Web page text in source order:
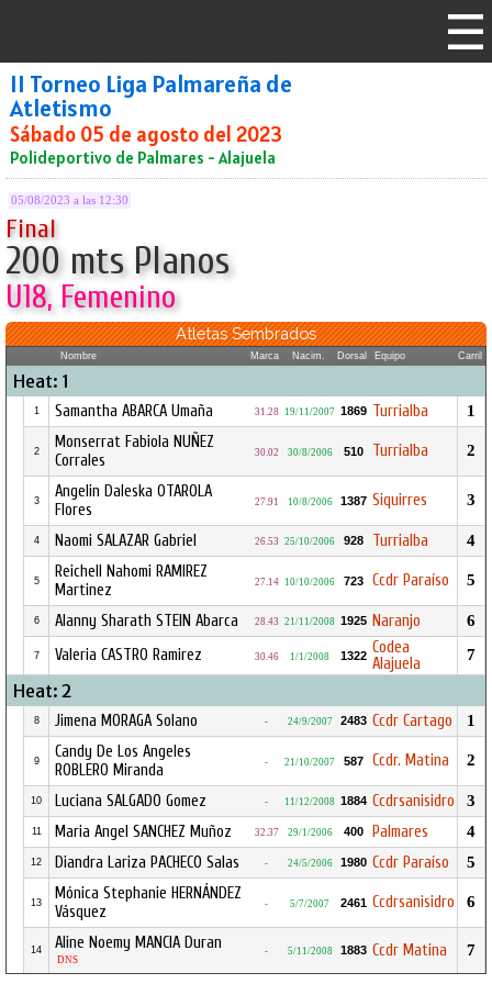
II Torneo Liga Palmareña de
Atletismo
Sábado 05 de agosto del 2023
Polideportivo de Palmares - Alajuela
05/08/2023 a las 12:30
Final
200 mts Planos
U18, Femenino
Atletas Sembrados
Nombre Marca Nacim. Dorsal Equipo Carril
Heat: 1
1 Samantha ABARCA Umaña 31.28 19/11/2007 1869 Turrialba 1
2
Monserrat Fabiola NUÑEZ
Corrales
30.02 30/8/2006 510 Turrialba 2
3
Angelin Daleska OTAROLA
Flores
27.91 10/8/2006 1387 Siquirres 3
4 Naomi SALAZAR Gabriel 26.53 25/10/2006 928 Turrialba 4
5
Reichell Nahomi RAMIREZ
Martinez
27.14 10/10/2006 723 Ccdr Paraíso 5
6 Alanny Sharath STEIN Abarca 28.43 21/11/2008 1925 Naranjo 6
7 Valeria CASTRO Ramirez 30.46 1/1/2008 1322 Codea
Alajuela
7
Heat: 2
8 Jimena MORAGA Solano - 24/9/2007 2483 Ccdr Cartago 1
9
Candy De Los Angeles
ROBLERO Miranda
- 21/10/2007 587 Ccdr. Matina 2
10 Luciana SALGADO Gomez - 11/12/2008 1884 Ccdrsanisidro 3
11 Maria Angel SANCHEZ Muñoz 32.37 29/1/2006 400 Palmares 4
12 Diandra Lariza PACHECO Salas - 24/5/2006 1980 Ccdr Paraíso 5
13
Mónica Stephanie HERNÁNDEZ
Vásquez
- 5/7/2007 2461 Ccdrsanisidro 6
14 Aline Noemy MANCIA Duran
DNS
- 5/11/2008 1883 Ccdr Matina 7